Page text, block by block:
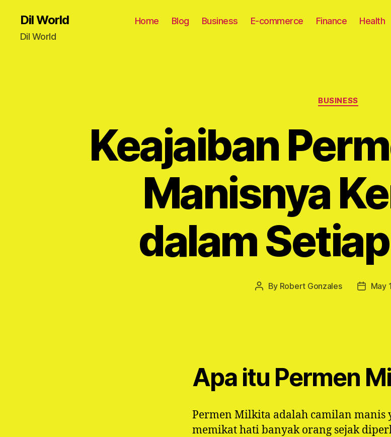
Dil World
Dil World
Home Blog Business E-commerce Finance Health
Categories
BUSINESS
Keajaiban
Manisnya
dalam
Post
By Robert Gonzales
PostMay
Apa itu Permen
Permen Milkita adalah camilan manis
memikat hati banyak orang sejak